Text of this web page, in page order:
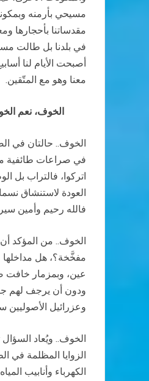
مسيحي بأرمنه
مقدساتنا بأحجارها
في بلدنا بل طالت
معنا وهو مع المتّقين.
الخوف، نعم
الخوف.. حالتان في
في صراعات طائفية
اتركوا، فالتراب بل
العودة لاستنشاق
فالله رحيم وأمين
الخوف.. من المؤكد أن
مفخَّخة؟، هل مداخلها
عين، وبمزمار خافت
ودون أن يرجف لهم
وعزرائيل
الخوف.. ويُعاد
الزوايا المظلمة في
الكهرباء وأنابيب